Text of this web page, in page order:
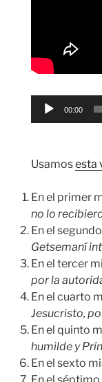
Reproductor
00:00
Usamosesta
En el primer
no lo
En el
Getsemaní
En el tercer
por la
En el cuarto
Jesucristo,
En el quinto
humilde y
En el sexto